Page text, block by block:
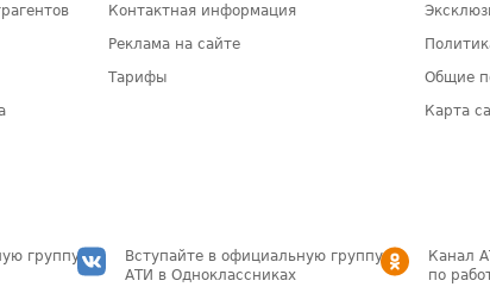
Контактная информация
Реклама на сайте
Тарифы
Общие
Карта
группу
Вступайте в официальную группу
АТИ в Одноклассниках
Канал
по